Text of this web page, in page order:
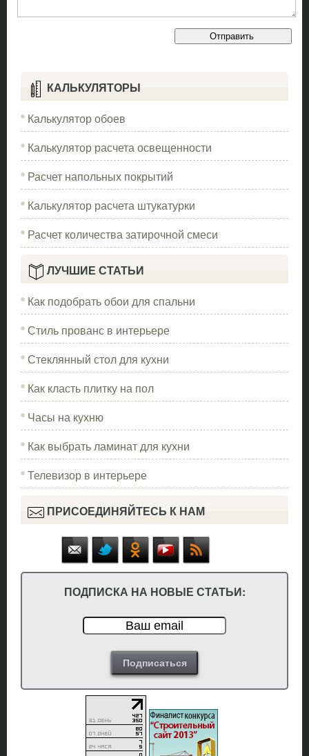
КАЛЬКУЛЯТОРЫ
Калькулятор обоев
Калькулятор расчета освещенности
Расчет напольных покрытий
Калькулятор расчета штукатурки
Расчет количества затирочной смеси
ЛУЧШИЕ СТАТЬИ
Как подобрать обои для спальни
Стиль прованс в интерьере
Стеклянный стол для кухни
Как класть плитку на пол
Часы на кухню
Как выбрать ламинат для кухни
Телевизор в интерьере
ПРИСОЕДИНЯЙТЕСЬ К НАМ
ПОДПИСКА НА НОВЫЕ СТАТЬИ: